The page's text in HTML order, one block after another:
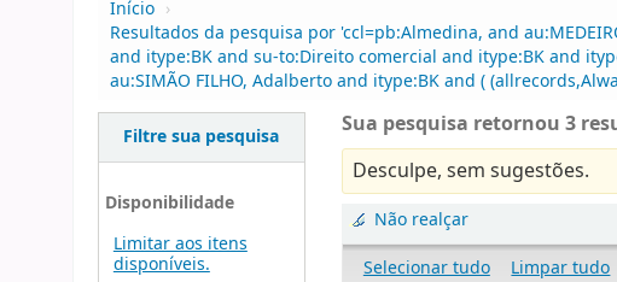
Início ›
Resultados da pesquisa por 'ccl=pb:Almedina, and
and itype:BK and su-to:Direito comercial and itype:BK and
au:SIMÃO FILHO, Adalberto and itype:BK and (
Filtre sua pesquisa
Disponibilidade
Limitar aos itens
disponíveis.
Sua pesquisa retornou 3
Desculpe, sem sugestões.
Não realçar
Selecionar tudo
Limpar tudo